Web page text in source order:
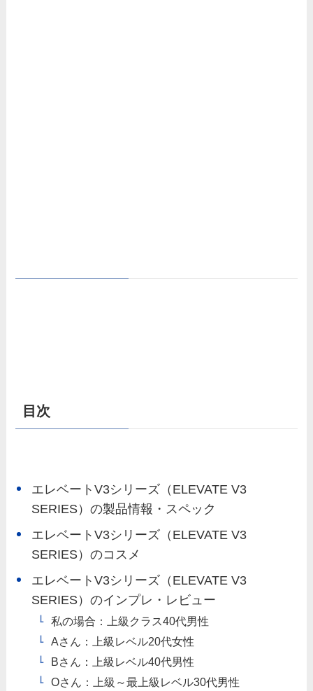
目次
エレベートV3シリーズ（ELEVATE V3
SERIES）の製品情報・スペック
エレベートV3シリーズ（ELEVATE V3
SERIES）のコスメ
エレベートV3シリーズ（ELEVATE V3
SERIES）のインプレ・レビュー
私の場合：上級クラス40代男性
Aさん：上級レベル20代女性
Bさん：上級レベル40代男性
Oさん：上級～最上級レベル30代男性